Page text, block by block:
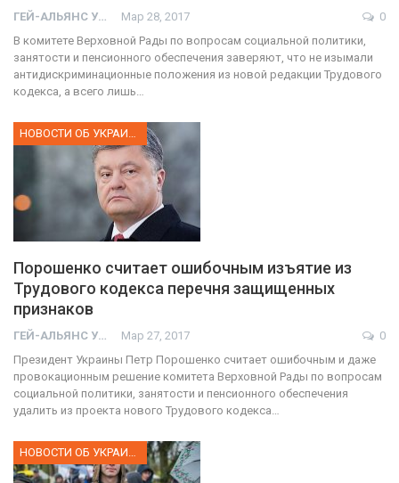
ГЕЙ-АЛЬЯНС УКРАИНА Мар 28, 2017
0
В комитете Верховной Рады по вопросам социальной политики,
занятости и пенсионного обеспечения заверяют, что не изымали
антидискриминационные положения из новой редакции Трудового
кодекса, а всего лишь…
Порошенко считает ошибочным изъятие из
Трудового кодекса перечня защищенных
признаков
ГЕЙ-АЛЬЯНС УКРАИНА Мар 27, 2017
0
Президент Украины Петр Порошенко считает ошибочным и даже
провокационным решение комитета Верховной Рады по вопросам
социальной политики, занятости и пенсионного обеспечения
удалить из проекта нового Трудового кодекса…
НОВОСТИ ОБ УКРАИНЕ